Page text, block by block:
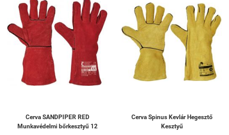
Cerva SANDPIPER RED
Munkavédelmi bőrkesztyű 12
Cerva Spinus Kevlár Hegesztő
Kesztyű